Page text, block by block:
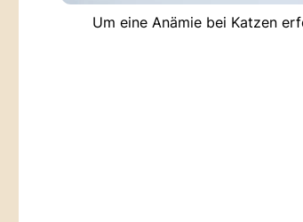
Um eine Anämie bei Katzen